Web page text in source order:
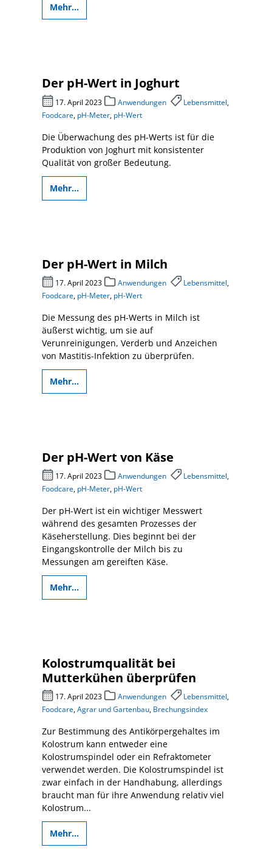
Mehr...
Der pH-Wert in Joghurt
17. April 2023 Anwendungen Lebensmittel,
Foodcare, pH-Meter, pH-Wert
Die Überwachung des pH-Werts ist für die
Produktion von Joghurt mit konsistenter
Qualität von großer Bedeutung.
Mehr...
Der pH-Wert in Milch
17. April 2023 Anwendungen Lebensmittel,
Foodcare, pH-Meter, pH-Wert
Die Messung des pH-Werts in Milch ist
äußerst wichtig, um sie auf
Verunreinigungen, Verderb und Anzeichen
von Mastitis-Infektion zu überprüfen.
Mehr...
Der pH-Wert von Käse
17. April 2023 Anwendungen Lebensmittel,
Foodcare, pH-Meter, pH-Wert
Der pH-Wert ist ein wichtiger Messwert
während des gesamten Prozesses der
Käseherstellung. Dies beginnt bei der
Eingangskontrolle der Milch bis zu
Messungen am gereiften Käse.
Mehr...
Kolostrumqualität bei
Mutterkühen überprüfen
17. April 2023 Anwendungen Lebensmittel,
Foodcare,Agrar und Gartenbau, Brechungsindex
Zur Bestimmung des Antikörpergehaltes im
Kolostrum kann entweder eine
Kolostrumspindel oder ein Refraktometer
verwendet werden. Die Kolostrumspindel ist
zwar einfach in der Handhabung, allerdings
braucht man für ihre Anwendung relativ viel
Kolostrum...
Mehr...